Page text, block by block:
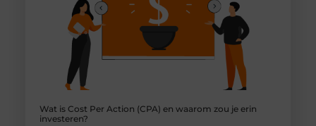
Wat is Cost Per Action (CPA) en waarom zou je erin
investeren?